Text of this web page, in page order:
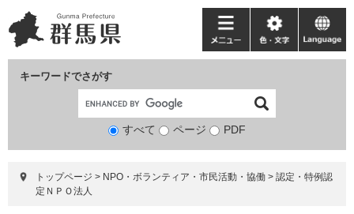
ー
ジ
ニ
ュ
て
キーワードでさがす
検
象
すべて ページ PDF
メ
ニ
ー
色・
文
language
トップページ > NPO・ボランティア・市民活動・協働 > 認定・特例認
定ＮＰＯ法人